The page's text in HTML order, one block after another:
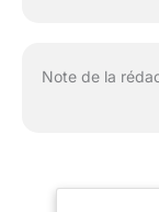
Note de la